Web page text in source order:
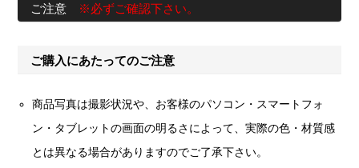
ご注意 ※必ずご確認下さい。
ご購入にあたってのご注意
商品写真は撮影状況や、お客様のパソコン・スマートフォ
ン・タブレットの画面の明るさによって、実際の色・材質感
とは異なる場合がありますのでご了承下さい。